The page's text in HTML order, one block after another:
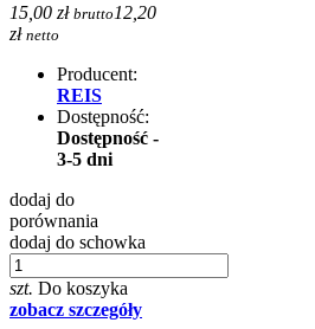
15,00 zł brutto 12,20
zł netto
Producent:
REIS
Dostępność:
Dostępność -
3-5 dni
dodaj do
porównania
dodaj do schowka
szt. Do koszyka
zobacz szczegóły